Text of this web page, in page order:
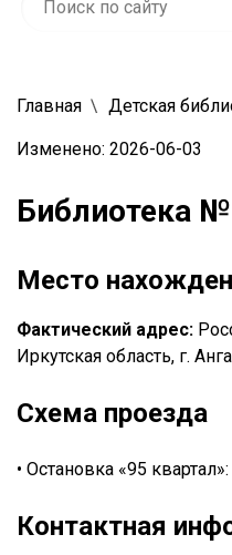
Главная Детская
Изменено: 2026-06-03
Библиотека
Место
Фактический адрес:
Иркутская область, г.
Схема проезда
• Остановка «95
Контактная